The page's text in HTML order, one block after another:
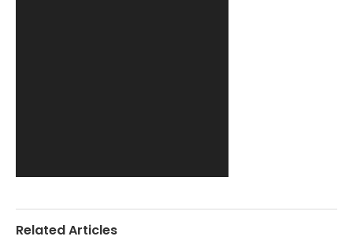
Related Articles